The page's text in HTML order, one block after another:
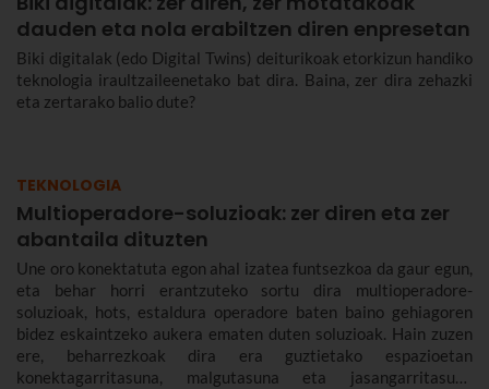
dauden eta nola erabiltzen diren enpresetan
Biki digitalak (edo Digital Twins) deiturikoak etorkizun handiko
teknologia iraultzaileenetako bat dira. Baina, zer dira zehazki
eta zertarako balio dute?
TEKNOLOGIA
Multioperadore-soluzioak: zer diren eta zer
abantaila dituzten
Une oro konektatuta egon ahal izatea funtsezkoa da gaur egun,
eta behar horri erantzuteko sortu dira multioperadore-
soluzioak, hots, estaldura operadore baten baino gehiagoren
bidez eskaintzeko aukera ematen duten soluzioak. Hain zuzen
ere, beharrezkoak dira era guztietako espazioetan
konektagarritasuna, malgutasuna eta jasangarritasuna